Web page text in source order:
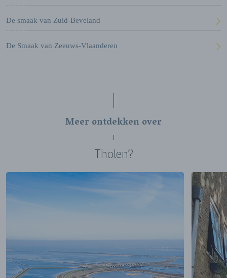
De smaak van Zuid-Beveland
De Smaak van Zeeuws-Vlaanderen
Meer ontdekken over
Tholen?